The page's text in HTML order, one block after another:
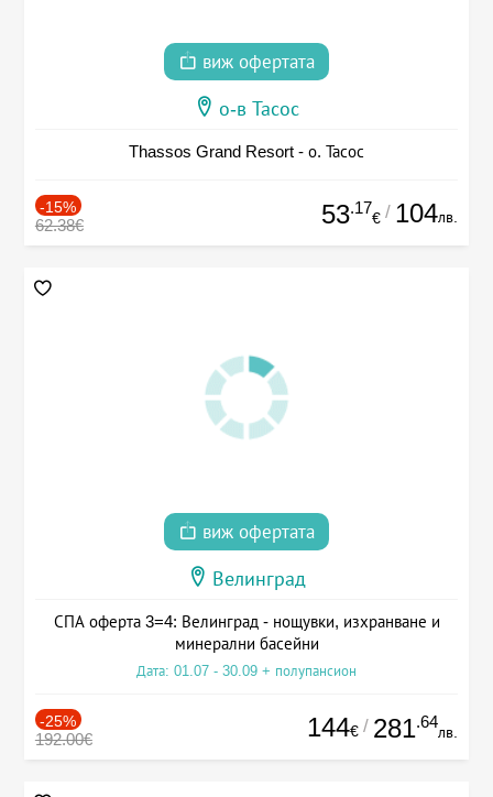
виж офертата
о-в Тасос
Thassos Grand Resort - о. Тасос
-15%
62.38€ 53.17
€ / 104лв.
виж офертата
Велинград
СПА оферта 3=4: Велинград - нощувки, изхранване и
минерални басейни
Дата: 01.07 - 30.09 + полупансион
-25%
192.00€ 144€ / 281.64
лв.